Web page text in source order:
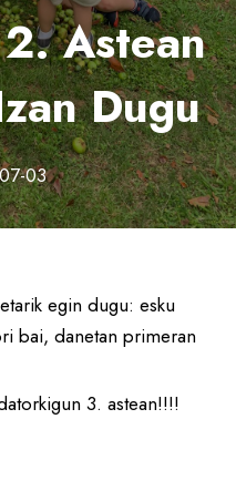
Astean
Dugu
03
egin dugu: esku
bai, danetan primeran
3. astean!!!!